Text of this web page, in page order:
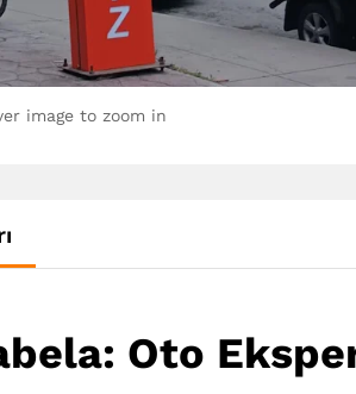
image to zoom in
Oto